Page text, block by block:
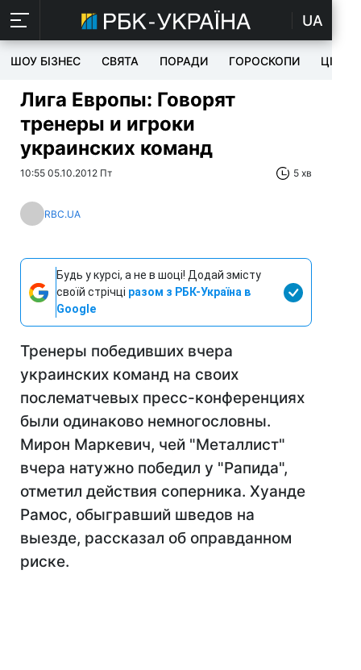
UA
ШОУ БІЗНЕС СВЯТА ПОРАДИ ГОРОСКОПИ ЦІКАВЕ
Лига Европы: Говорят
тренеры и игроки
украинских команд
10:55 05.10.2012 Пт 5 хв
RBC.UA
Будь у курсі, а не в шоці! Додай змісту
своїй стрічці разом з РБК-Україна в
Google
Тренеры победивших вчера
украинских команд на своих
послематчевых пресс-конференциях
были одинаково немногословны.
Мирон Маркевич, чей "Металлист"
вчера натужно победил у "Рапида",
отметил действия соперника. Хуанде
Рамос, обыгравший шведов на
выезде, рассказал об оправданном
риске.